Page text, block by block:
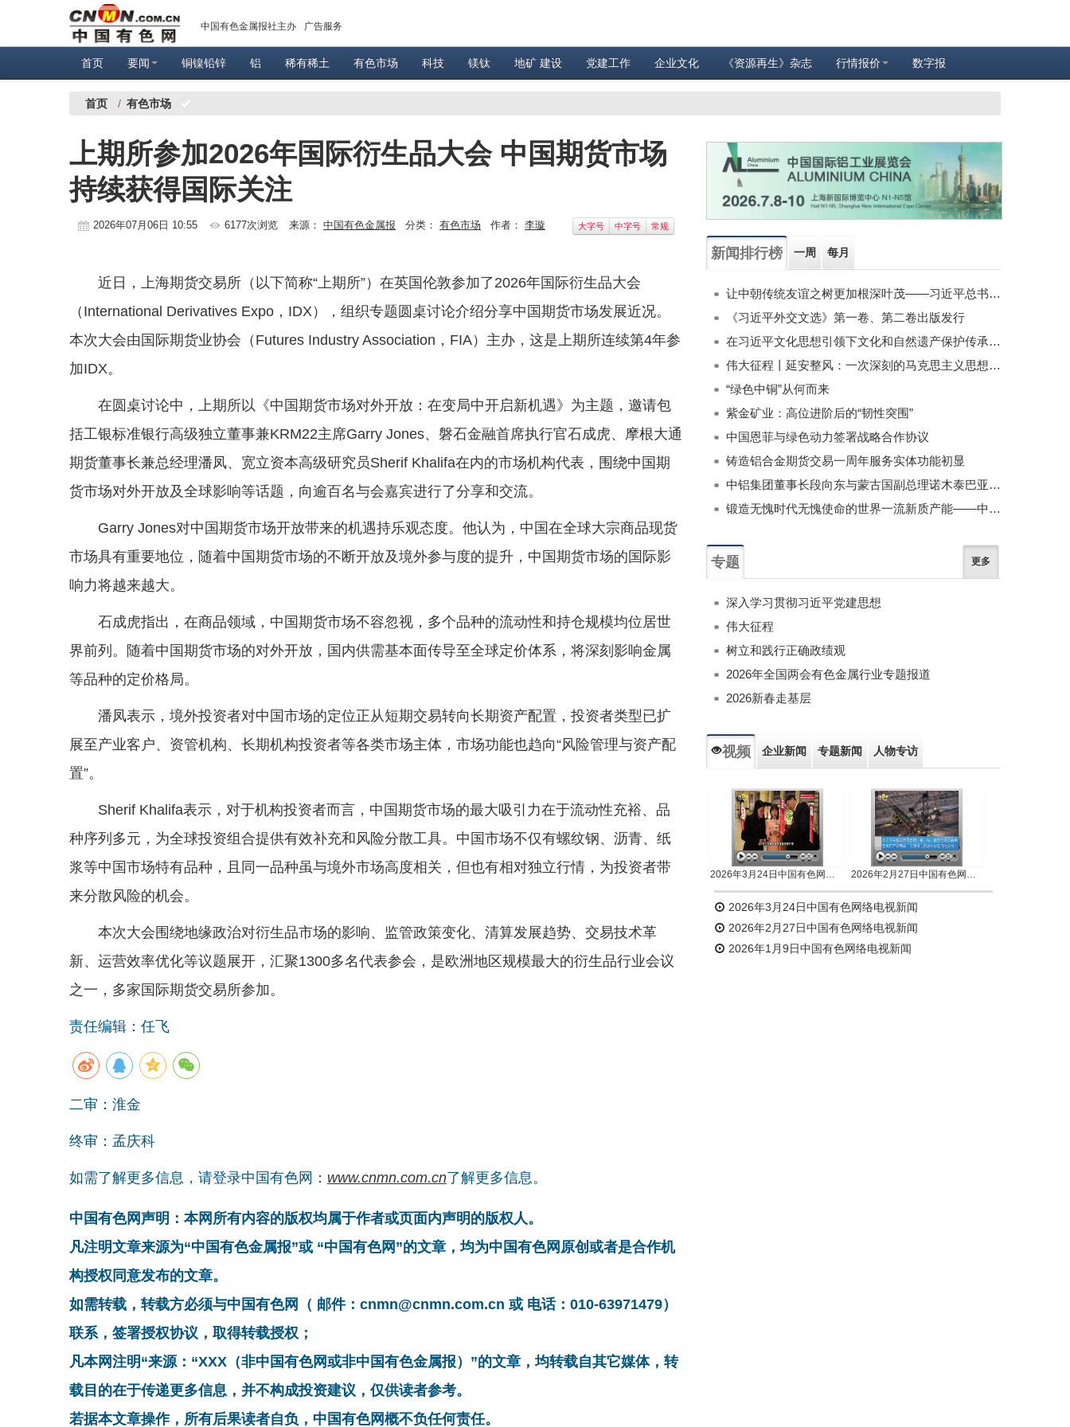
中国有色金属报社主办 广告服务
首页 要闻 铜镍铅锌 铝 稀有稀土 有色市场 科技 镁钛 地矿 建设 党建工作 企业文化 《资源再生》杂志 行情报价 数字报
首页 / 有色市场
上期所参加2026年国际衍生品大会 中国期货市场
持续获得国际关注
2026年07月06日 10:55 6177次浏览 来源： 中国有色金属报 分类： 有色市场 作者： 李璇 大字号 中字号 常规
近日，上海期货交易所（以下简称“上期所”）在英国伦敦参加了2026年国际衍生品大会
（International Derivatives Expo，IDX），组织专题圆桌讨论介绍分享中国期货市场发展近况。
本次大会由国际期货业协会（Futures Industry Association，FIA）主办，这是上期所连续第4年参
加IDX。
在圆桌讨论中，上期所以《中国期货市场对外开放：在变局中开启新机遇》为主题，邀请包
括工银标准银行高级独立董事兼KRM22主席Garry Jones、磐石金融首席执行官石成虎、摩根大通
期货董事长兼总经理潘凤、宽立资本高级研究员Sherif Khalifa在内的市场机构代表，围绕中国期
货市场对外开放及全球影响等话题，向逾百名与会嘉宾进行了分享和交流。
Garry Jones对中国期货市场开放带来的机遇持乐观态度。他认为，中国在全球大宗商品现货
市场具有重要地位，随着中国期货市场的不断开放及境外参与度的提升，中国期货市场的国际影
响力将越来越大。
石成虎指出，在商品领域，中国期货市场不容忽视，多个品种的流动性和持仓规模均位居世
界前列。随着中国期货市场的对外开放，国内供需基本面传导至全球定价体系，将深刻影响金属
等品种的定价格局。
潘凤表示，境外投资者对中国市场的定位正从短期交易转向长期资产配置，投资者类型已扩
展至产业客户、资管机构、长期机构投资者等各类市场主体，市场功能也趋向“风险管理与资产配
置”。
Sherif Khalifa表示，对于机构投资者而言，中国期货市场的最大吸引力在于流动性充裕、品
种序列多元，为全球投资组合提供有效补充和风险分散工具。中国市场不仅有螺纹钢、沥青、纸
浆等中国市场特有品种，且同一品种虽与境外市场高度相关，但也有相对独立行情，为投资者带
来分散风险的机会。
本次大会围绕地缘政治对衍生品市场的影响、监管政策变化、清算发展趋势、交易技术革
新、运营效率优化等议题展开，汇聚1300多名代表参会，是欧洲地区规模最大的衍生品行业会议
之一，多家国际期货交易所参加。
责任编辑：任飞
二审：淮金
终审：孟庆科
如需了解更多信息，请登录中国有色网： www.cnmn.com.cn了解更多信息。
中国有色网声明：本网所有内容的版权均属于作者或页面内声明的版权人。
凡注明文章来源为“中国有色金属报”或 “中国有色网”的文章，均为中国有色网原创或者是合作机
构授权同意发布的文章。
如需转载，转载方必须与中国有色网（ 邮件：cnmn@cnmn.com.cn 或 电话：010-63971479）
联系，签署授权协议，取得转载授权；
凡本网注明“来源：“XXX（非中国有色网或非中国有色金属报）”的文章，均转载自其它媒体，转
载目的在于传递更多信息，并不构成投资建议，仅供读者参考。
若据本文章操作，所有后果读者自负，中国有色网概不负任何责任。
新闻排行榜 一周 每月
让中朝传统友谊之树更加根深叶茂——习近平总书记对朝鲜进行国事访问纪实
《习近平外交文选》第一卷、第二卷出版发行
在习近平文化思想引领下文化和自然遗产保护传承利用工作开创新局面
伟大征程丨延安整风：一次深刻的马克思主义思想教育运动
“绿色中铜”从何而来
紫金矿业：高位进阶后的“韧性突围”
中国恩菲与绿色动力签署战略合作协议
铸造铝合金期货交易一周年服务实体功能初显
中铝集团董事长段向东与蒙古国副总理诺木泰巴亚尔举行会谈
锻造无愧时代无愧使命的世界一流新质产能——中国有色金属工业的战略应对与破局之道（二）
专题 更多
深入学习贯彻习近平党建思想
伟大征程
树立和践行正确政绩观
2026年全国两会有色金属行业专题报道
2026新春走基层
视频 企业新闻 专题新闻 人物专访
2026年3月24日中国有色网络电视新闻 2026年2月27日中国有色网络电视新闻
2026年3月24日中国有色网络电视新闻
2026年2月27日中国有色网络电视新闻
2026年1月9日中国有色网络电视新闻